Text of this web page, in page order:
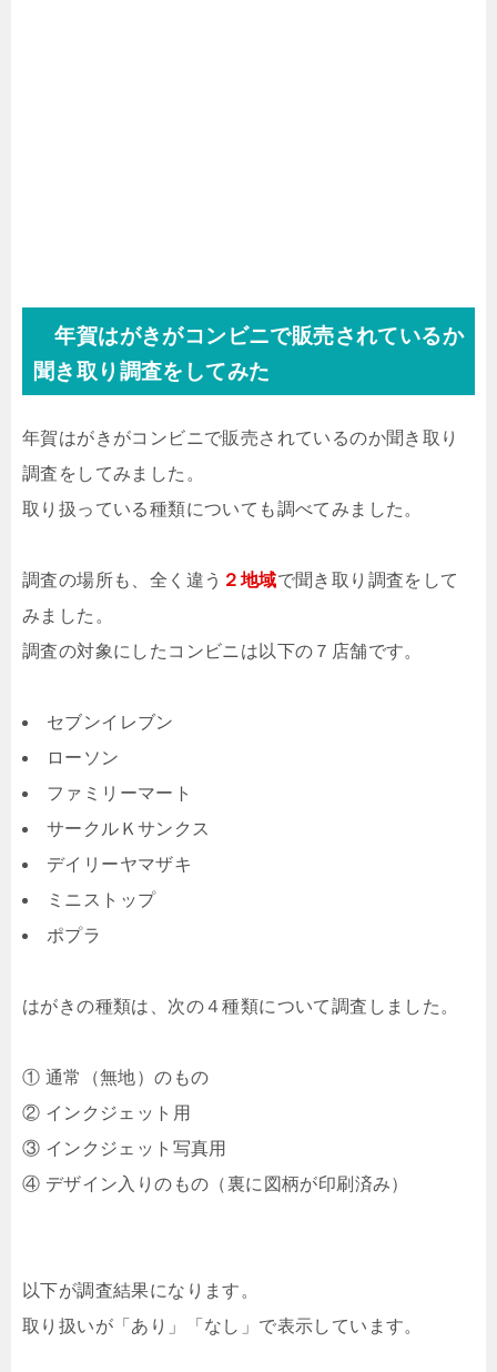
年賀はがきがコンビニで販売されているか
聞き取り調査をしてみた
年賀はがきがコンビニで販売されているのか聞き取り
調査をしてみました。
取り扱っている種類についても調べてみました。
調査の場所も、全く違う ２地域で聞き取り調査をして
みました。
調査の対象にしたコンビニは以下の７店舗です。
セブンイレブン
ローソン
ファミリーマート
サークルＫサンクス
デイリーヤマザキ
ミニストップ
ポプラ
はがきの種類は、次の４種類について調査しました。
① 通常（無地）のもの
② インクジェット用
③ インクジェット写真用
④ デザイン入りのもの（裏に図柄が印刷済み）
以下が調査結果になります。
取り扱いが「あり」「なし」で表示しています。